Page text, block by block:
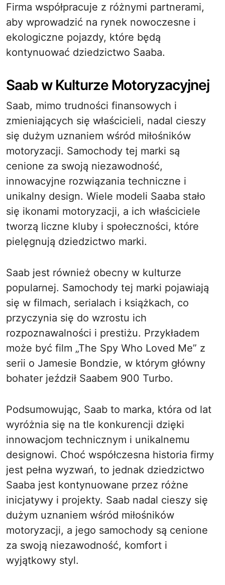
Firma współpracuje z różnymi partnerami,
aby wprowadzić na rynek nowoczesne i
ekologiczne pojazdy, które będą
kontynuować dziedzictwo Saaba.
Saab w Kulturze Motoryzacyjnej
Saab, mimo trudności finansowych i
zmieniających się właścicieli, nadal cieszy
się dużym uznaniem wśród miłośników
motoryzacji. Samochody tej marki są
cenione za swoją niezawodność,
innowacyjne rozwiązania techniczne i
unikalny design. Wiele modeli Saaba stało
się ikonami motoryzacji, a ich właściciele
tworzą liczne kluby i społeczności, które
pielęgnują dziedzictwo marki.
Saab jest również obecny w kulturze
popularnej. Samochody tej marki pojawiają
się w filmach, serialach i książkach, co
przyczynia się do wzrostu ich
rozpoznawalności i prestiżu. Przykładem
może być film „The Spy Who Loved Me” z
serii o Jamesie Bondzie, w którym główny
bohater jeździł Saabem 900 Turbo.
Podsumowując, Saab to marka, która od lat
wyróżnia się na tle konkurencji dzięki
innowacjom technicznym i unikalnemu
designowi. Choć współczesna historia firmy
jest pełna wyzwań, to jednak dziedzictwo
Saaba jest kontynuowane przez różne
inicjatywy i projekty. Saab nadal cieszy się
dużym uznaniem wśród miłośników
motoryzacji, a jego samochody są cenione
za swoją niezawodność, komfort i
wyjątkowy styl.